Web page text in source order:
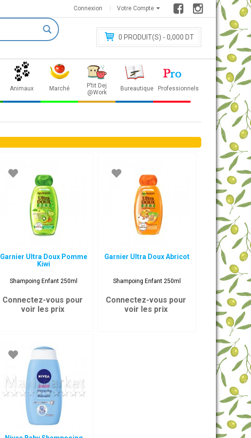
Votre Compte
Connexion
0 PRODUIT(S) - 0,000 DT
Animaux Marché
P’tit Dej
@Work
Bureautique Professionnels
Garnier Ultra Doux Pomme
Kiwi
Shampoing Enfant 250ml
Connectez-vous pour
voir les prix
Garnier Ultra Doux Abricot
Shampoing Enfant 250ml
Connectez-vous pour
voir les prix